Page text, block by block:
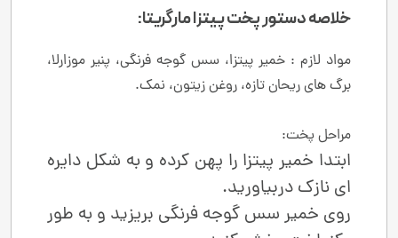
خلاصه دستور پخت پیتزا مارگریتا:
مواد لازم : خمیر پیتزا، سس گوجه‌ فرنگی، پنیر موزارلا،
برگ‌ های ریحان تازه، روغن زیتون، نمک.
مراحل پخت:
ابتدا خمیر پیتزا را پهن کرده و به شکل دایره‌
ای نازک دربیاورید.
روی خمیر سس گوجه ‌فرنگی بریزید و به‌ طور